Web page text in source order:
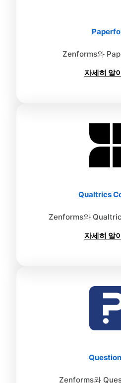
Zenforms와
자세히 알
Qualtrics
Zenforms와
자세히 알
Zenforms와